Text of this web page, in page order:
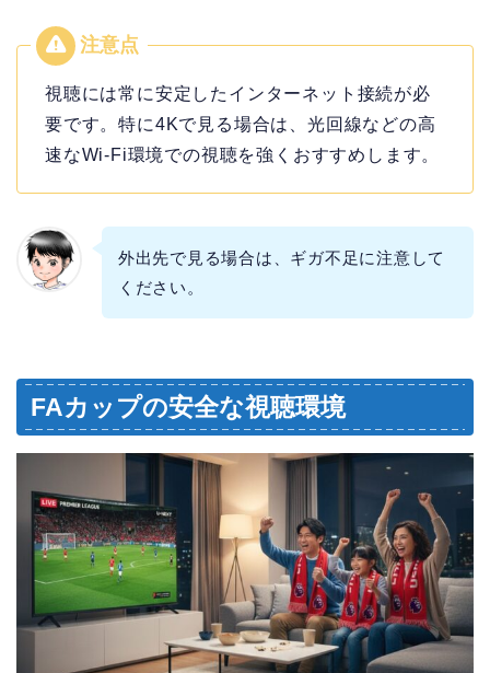
視聴には常に安定したインターネット接続が必
要です。特に4Kで見る場合は、光回線などの高
速なWi-Fi環境での視聴を強くおすすめします。
外出先で見る場合は、ギガ不足に注意して
ください。
FAカップの安全な視聴環境